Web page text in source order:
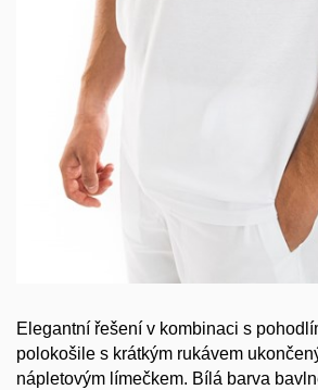
Elegantní řešení v kombinaci s
polokošile s krátkým rukávem
nápletovým límečkem. Bílá barva